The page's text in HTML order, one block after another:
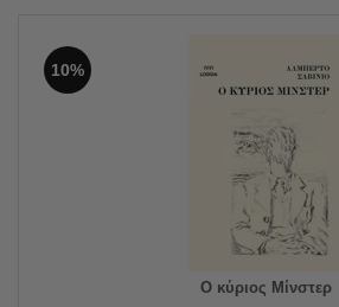
10%
O κύριος Μίνστερ